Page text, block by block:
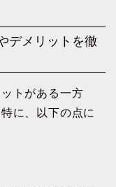
デメリットを徹
トがある一方
に、以下の点に